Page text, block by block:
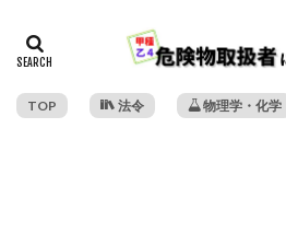
TOP 法令 物理学・化学